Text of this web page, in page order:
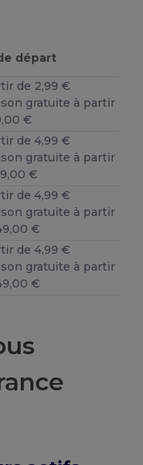
départ
de 2,99 €
gratuite à partir
€
de 4,99 €
gratuite à partir
€
de 4,99 €
gratuite à partir
€
de 4,99 €
gratuite à partir
€